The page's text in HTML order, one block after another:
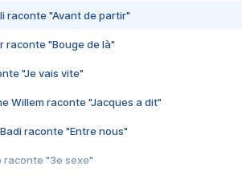
raconte "Avant de partir"
raconte "Bouge de là"
"Je vais vite"
Willem raconte "Jacques a dit"
raconte "Entre nous"
raconte "3e sexe"